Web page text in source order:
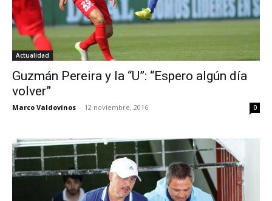
Actualidad
Guzmán Pereira y la “U”: “Espero algún día
volver”
Marco Valdovinos - 12 noviembre, 2016 0